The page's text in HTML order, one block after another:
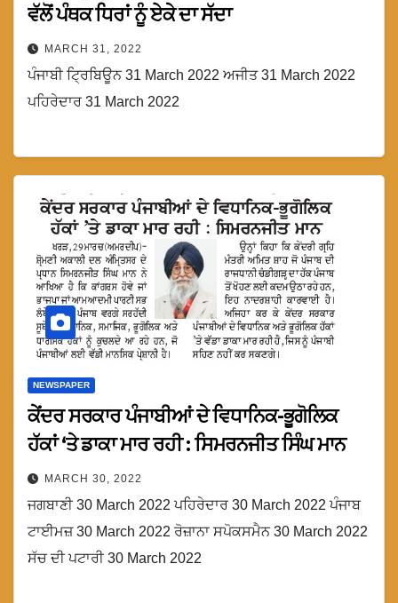
ਵੱਲੋਂ ਪੰਥਕ ਧਿਰਾਂ ਨੂੰ ਏਕੇ ਦਾ ਸੱਦਾ
MARCH 31, 2022
ਪੰਜਾਬੀ ਟ੍ਰਿਬਿਊਨ 31 March 2022 ਅਜੀਤ 31 March 2022
ਪਹਿਰੇਦਾਰ 31 March 2022
NEWSPAPER
ਕੇਂਦਰ ਸਰਕਾਰ ਪੰਜਾਬੀਆਂ ਦੇ ਵਿਧਾਨਿਕ-ਭੂਗੋਲਿਕ
ਹੱਕਾਂ ‘ਤੇ ਡਾਕਾ ਮਾਰ ਰਹੀ : ਸਿਮਰਨਜੀਤ ਸਿੰਘ ਮਾਨ
MARCH 30, 2022
ਜਗਬਾਣੀ 30 March 2022 ਪਹਿਰੇਦਾਰ 30 March 2022 ਪੰਜਾਬ
ਟਾਈਮਜ਼ 30 March 2022 ਰੋਜ਼ਾਨਾ ਸਪੋਕਸਮੈਨ 30 March 2022
ਸੱਚ ਦੀ ਪਟਾਰੀ 30 March 2022